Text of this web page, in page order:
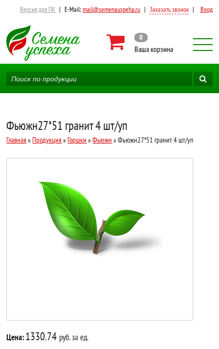
Версия для ПК | E-Mail:mail@semenauspeha.ru | Заказать звонок | Вход
0
Ваша корзина
Фьюжн27*51 гранит 4 шт/уп
Главная » Продукция » Горшки »Фьюжн » Фьюжн27*51 гранит 4 шт/уп
Цена:1330.74 руб. за ед.